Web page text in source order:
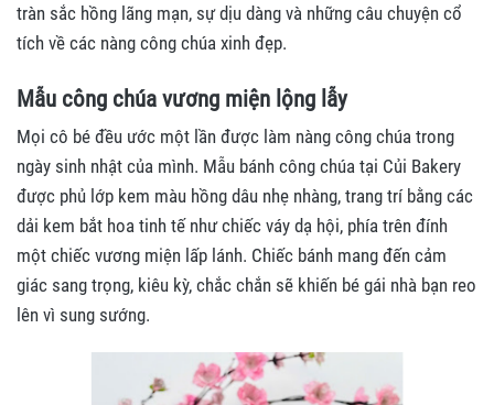
tràn sắc hồng lãng mạn, sự dịu dàng và những câu chuyện cổ
tích về các nàng công chúa xinh đẹp.
Mẫu công chúa vương miện lộng lẫy
Mọi cô bé đều ước một lần được làm nàng công chúa trong
ngày sinh nhật của mình. Mẫu bánh công chúa tại Củi Bakery
được phủ lớp kem màu hồng dâu nhẹ nhàng, trang trí bằng các
dải kem bắt hoa tinh tế như chiếc váy dạ hội, phía trên đính
một chiếc vương miện lấp lánh. Chiếc bánh mang đến cảm
giác sang trọng, kiêu kỳ, chắc chắn sẽ khiến bé gái nhà bạn reo
lên vì sung sướng.